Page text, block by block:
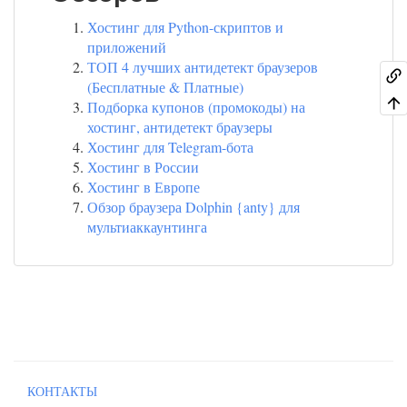
Хостинг для Python-скриптов и
приложений
ТОП 4 лучших антидетект браузеров
(Бесплатные & Платные)
Подборка купонов (промокоды) на
хостинг, антидетект браузеры
Хостинг для Telegram-бота
Хостинг в России
Хостинг в Европе
Обзор браузера Dolphin {anty} для
мультиаккаунтинга
КОНТАКТЫ